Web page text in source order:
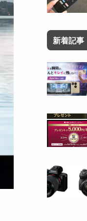
新着記事